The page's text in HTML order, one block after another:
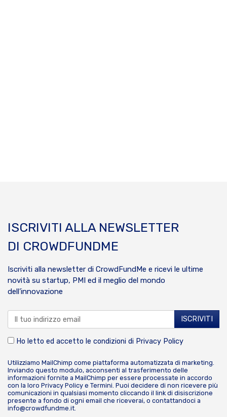
ISCRIVITI ALLA NEWSLETTER
DI CROWDFUNDME
Iscriviti alla newsletter di CrowdFundMe e ricevi le ultime
novità su startup, PMI ed il meglio del mondo
dell’innovazione
Ho letto ed accetto le condizioni di Privacy Policy
Utilizziamo MailChimp come piattaforma automatizzata di marketing.
Inviando questo modulo, acconsenti al trasferimento delle
informazioni fornite a MailChimp per essere processate in accordo
con la loro Privacy Policy e Termini . Puoi decidere di non ricevere più
comunicazioni in qualsiasi momento cliccando il link di disiscrizione
presente a fondo di ogni email che riceverai, o contattandoci a
info@crowdfundme.it